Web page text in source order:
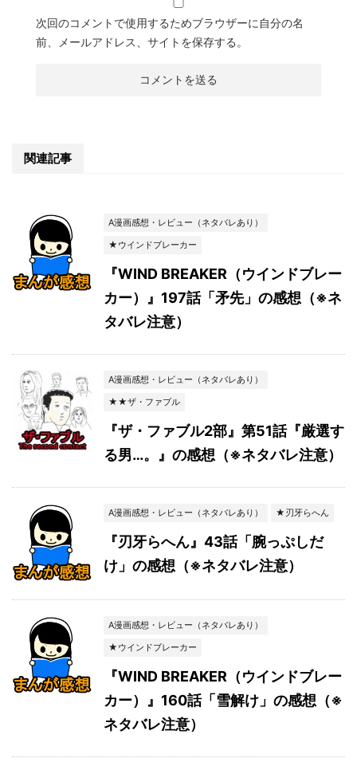
次回のコメントで使用するためブラウザーに自分の名
前、メールアドレス、サイトを保存する。
関連記事
A漫画感想・レビュー（ネタバレあり）
★ウインドブレーカー
『WIND BREAKER（ウインドブレー
カー）』197話「矛先」の感想（※ネ
タバレ注意）
A漫画感想・レビュー（ネタバレあり）
★★ザ・ファブル
『ザ・ファブル2部』第51話『厳選す
る男…。』の感想（※ネタバレ注意）
A漫画感想・レビュー（ネタバレあり） ★刃牙らへん
『刃牙らへん』43話「腕っぷしだ
け」の感想（※ネタバレ注意）
A漫画感想・レビュー（ネタバレあり）
★ウインドブレーカー
『WIND BREAKER（ウインドブレー
カー）』160話「雪解け」の感想（※
ネタバレ注意）